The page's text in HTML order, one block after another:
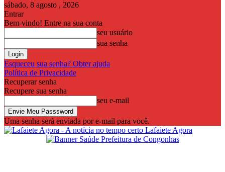
sábado, 8 agosto , 2026
Entrar
Bem-vindo! Entre na sua conta
seu usuário
sua senha
Esqueceu sua senha? Obter ajuda
Política de Privacidade
Recuperar senha
Recupere sua senha
seu e-mail
Uma senha será enviada por e-mail para você.
Lafaiete Agora